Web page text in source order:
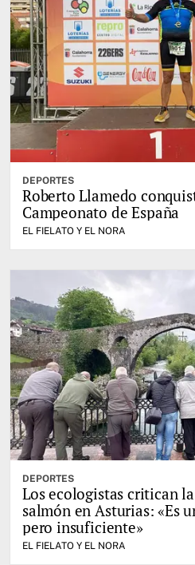
DEPORTES
Roberto Llamedo
Campeonato de España
EL FIELATO Y EL NORA
DEPORTES
Los ecologistas critican
salmón en Asturias: «Es
pero insuficiente»
EL FIELATO Y EL NORA